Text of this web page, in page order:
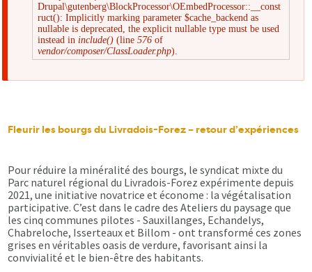
Message
d'erreur
Drupal\gutenberg\BlockProcessor\OEmbedProcessor::__const
ruct(): Implicitly marking parameter $cache_backend as
nullable is deprecated, the explicit nullable type must be used
instead in include() (line576 of
vendor/composer/ClassLoader.php).
Fleurir les bourgs du Livradois-Forez – retour d’expériences
Pour réduire la minéralité des bourgs, le syndicat mixte du
Parc naturel régional du Livradois-Forez expérimente depuis
2021, une initiative novatrice et économe : la végétalisation
participative. C’est dans le cadre des Ateliers du paysage que
les cinq communes pilotes - Sauxillanges, Echandelys,
Chabreloche, Isserteaux et Billom - ont transformé ces zones
grises en véritables oasis de verdure, favorisant ainsi la
convivialité et le bien-être des habitants.